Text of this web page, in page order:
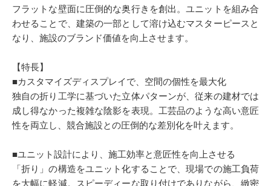
フラットな壁面に圧倒的な奥行きを創出。ユニットを組み合
わせることで、建築の一部として溶け込むマスターピースと
なり、施設のブランド価値を向上させます。
【特長】
■カスタマイズディスプレイで、空間の個性を最大化
独自の折り工学に基づいた立体パターンが、従来の建材では
成し得なかった複雑な陰影を表現。工芸品のような高い意匠
性を両立し、競合施設との圧倒的な差別化を叶えます。
■ユニット設計により、施工効率と意匠性を向上させる
「折り」の構造をユニット化することで、現場での施工負荷
を大幅に軽減。スピーディーな取り付けでありながら、緻密